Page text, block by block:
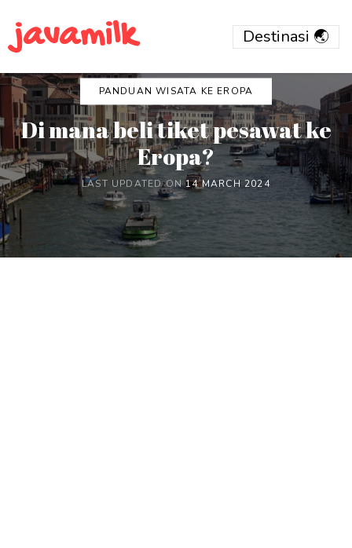
javamilk
PANDUAN WISATA KE EROPA
Di mana beli tiket pesawat ke
Eropa?
LAST UPDATED ON14 MARCH 2024